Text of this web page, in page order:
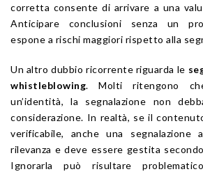
corretta consente di arrivare a una
Anticipare conclusioni senza un
espone a rischi maggiori rispetto alla
Un altro dubbio ricorrente riguarda le
whistleblowing. Molti ritengono
un’identità, la segnalazione non
considerazione. In realtà, se il
verificabile, anche una segnalazione
rilevanza e deve essere gestita
Ignorarla può risultare